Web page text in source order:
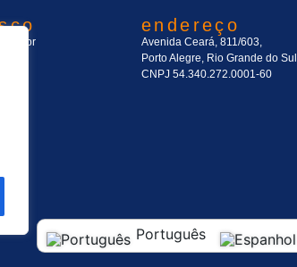
endereço
Avenida Ceará, 811/603,
Porto Alegre, Rio Grande do Sul
CNPJ 54.340.272.0001-60
Português